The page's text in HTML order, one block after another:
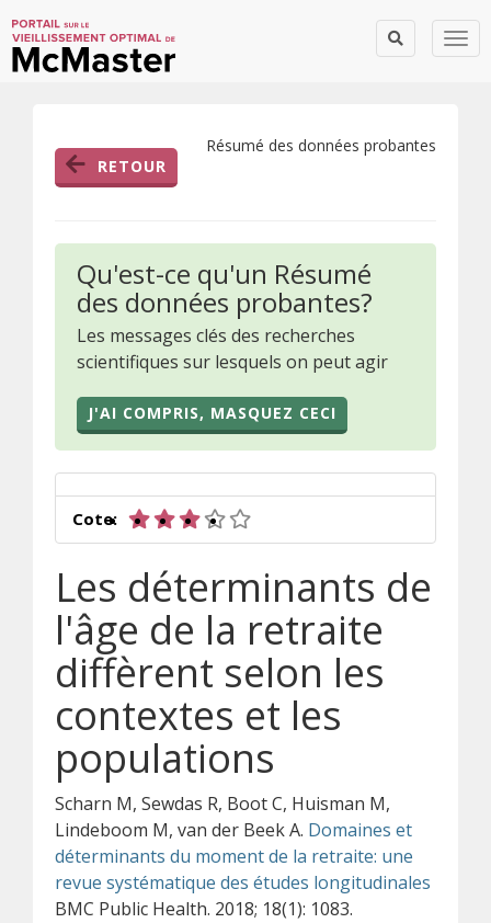
RETOUR
Résumé des données probantes
Qu'est-ce qu'un Résumé
des données probantes?
Les messages clés des recherches
scientifiques sur lesquels on peut agir
J'AI COMPRIS, MASQUEZ CECI
Cote:
Les déterminants de
l'âge de la retraite
diffèrent selon les
contextes et les
populations
Scharn M, Sewdas R, Boot C, Huisman M,
Lindeboom M, van der Beek A. Domaines et
déterminants du moment de la retraite: une
revue systématique des études longitudinales
BMC Public Health. 2018; 18(1): 1083.